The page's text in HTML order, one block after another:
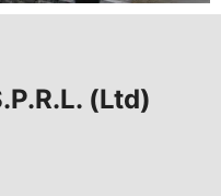
(Ltd)